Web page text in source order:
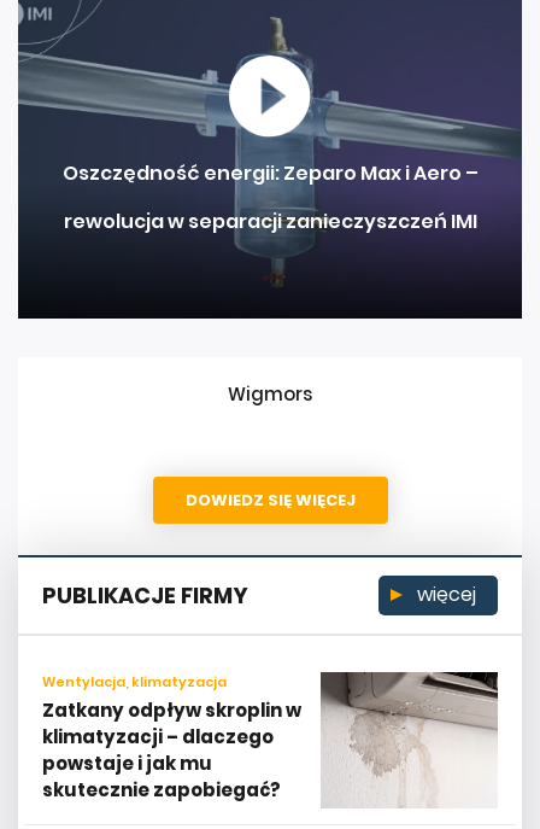
Oszczędność energii: Zeparo Max i Aero –
rewolucja w separacji zanieczyszczeń IMI
Wigmors
DOWIEDZ SIĘ WIĘCEJ
PUBLIKACJE FIRMY więcej
Wentylacja, klimatyzacja
Zatkany odpływ skroplin w
klimatyzacji – dlaczego
powstaje i jak mu
skutecznie zapobiegać?